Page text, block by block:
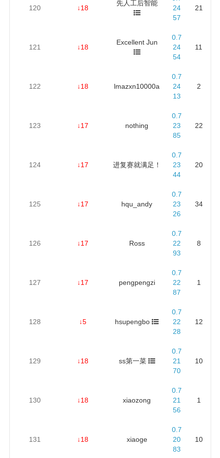
120 ↓18
先人工后智能
24
57
21
121 ↓18
Excellent Jun
0.7
24
54
11
122 ↓18 lmazxn10000a
0.7
24
13
2
123 ↓17 nothing
0.7
23
85
22
124 ↓17 进复赛就满足！
0.7
23
44
20
125 ↓17 hqu_andy
0.7
23
26
34
126 ↓17 Ross
0.7
22
93
8
127 ↓17 pengpengzi
0.7
22
87
1
128 ↓5 hsupengbo
0.7
22
28
12
129 ↓18 ss第一菜
0.7
21
70
10
130 ↓18 xiaozong
0.7
21
56
1
131 ↓18 xiaoge
0.7
20
83
10